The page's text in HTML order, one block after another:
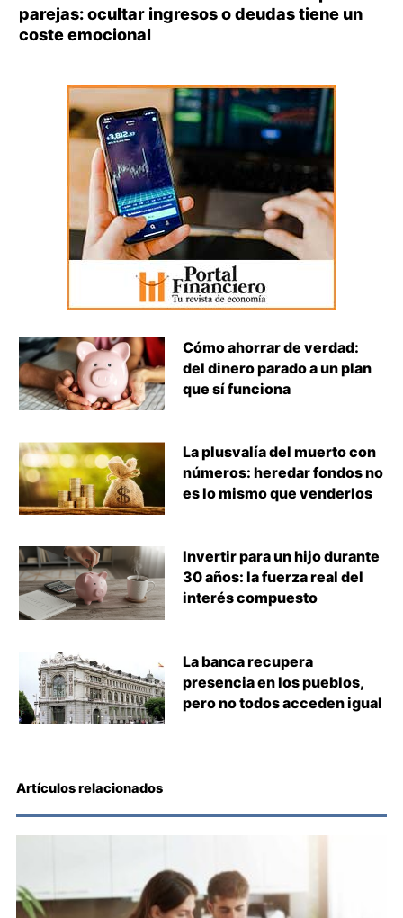
parejas: ocultar ingresos o deudas tiene un
coste emocional
Cómo ahorrar de verdad:
del dinero parado a un plan
que sí funciona
La plusvalía del muerto con
números: heredar fondos no
es lo mismo que venderlos
Invertir para un hijo durante
30 años: la fuerza real del
interés compuesto
La banca recupera
presencia en los pueblos,
pero no todos acceden igual
Artículos relacionados